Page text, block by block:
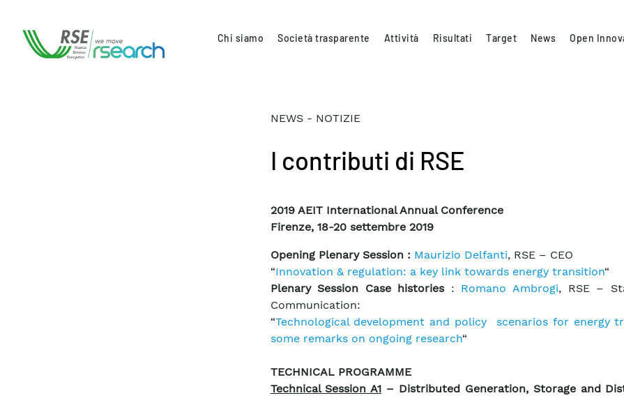
Chi siamo Società trasparente Attività Risultati Target News Open
NEWS - NOTIZIE
I contributi di RSE
2019 AEIT International Annual Conference
Firenze, 18-20 settembre 2019
Opening Plenary Session : Maurizio Delfanti, RSE – CEO
“Innovation & regulation: a key link towards energy transition“
Plenary Session Case histories: Romano Ambrogi, RSE –
Communication:
“Technological development and policy scenarios for energy
some remarks on ongoing research“
TECHNICAL PROGRAMME
Technical Session A1 – Distributed Generation, Storage and